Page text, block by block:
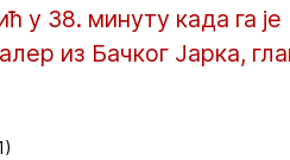
у 38. минуту када га
из Бачког Јарка,